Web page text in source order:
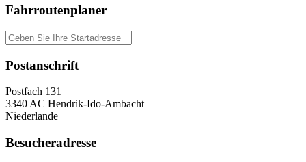
Fahrroutenplaner
Postanschrift
Postfach 131
3340 AC Hendrik-Ido-Ambacht
Niederlande
Besucheradresse